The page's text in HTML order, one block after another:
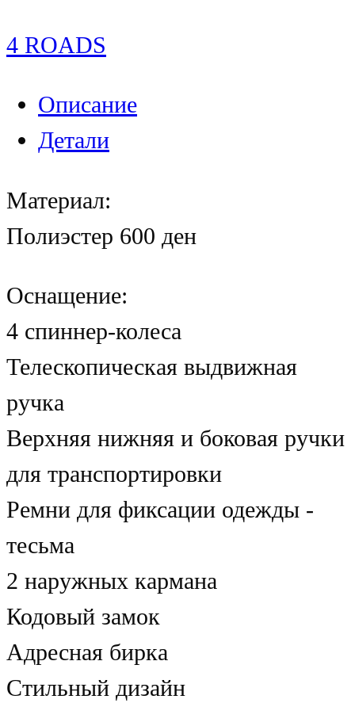
4 ROADS
Описание
Детали
Материал:
Полиэстер 600 ден
Оснащение:
4 спиннер-колеса
Телескопическая выдвижная
ручка
Верхняя нижняя и боковая ручки
для транспортировки
Ремни для фиксации одежды -
тесьма
2 наружных кармана
Кодовый замок
Адресная бирка
Стильный дизайн